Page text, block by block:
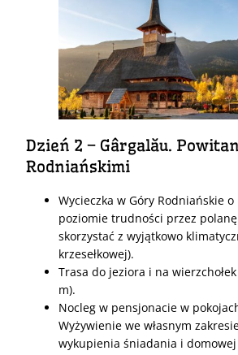
Dzień 2 – Gârgalău.
Rodniańskimi
Wycieczka w Góry Rodniańskie
poziomie trudności przez
skorzystać z wyjątkowo
krzesełkowej).
Trasa do jeziora i na
m).
Nocleg w pensjonacie w
Wyżywienie we własnym
wykupienia śniadania i